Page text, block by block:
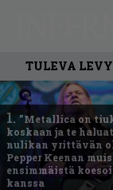
TULEVA LEVY
1. ”Metallica on
koskaan ja te
nulikan yrittävän
Pepper Keenan
ensimmäistä
kanssa